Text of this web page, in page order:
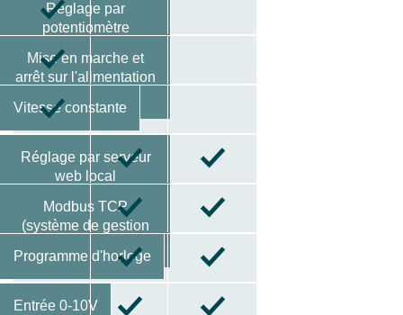
Réglage par
potentiomètre
Mise en marche et
arrêt sur l'alimentation
électrique
Vitesse constante
Réglage par serveur
web local
Modbus TCP
(système de gestion
Programme d'horloge
Entrée 0-10V